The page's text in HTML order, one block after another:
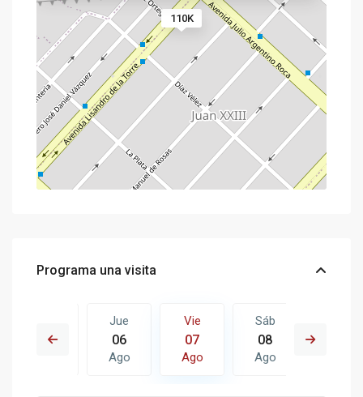
110K
Programa una visita
15
Jue
06
Ago
Vie
07
Ago
Sáb
08
Ago